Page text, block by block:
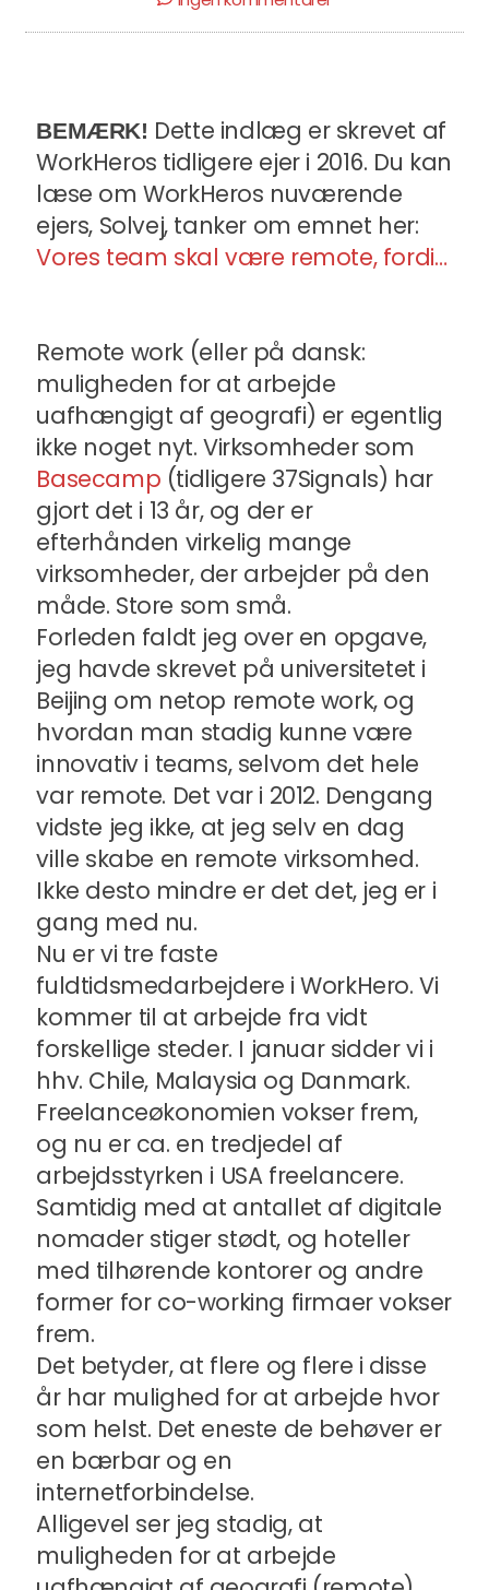
BEMÆRK! Dette indlæg er skrevet af
WorkHeros tidligere ejer i 2016. Du kan
læse om WorkHeros nuværende
ejers, Solvej, tanker om emnet her:
Vores team skal være remote, fordi…
Remote work (eller på dansk:
muligheden for at arbejde
uafhængigt af geografi) er egentlig
ikke noget nyt. Virksomheder som
Basecamp (tidligere 37Signals) har
gjort det i 13 år, og der er
efterhånden virkelig mange
virksomheder, der arbejder på den
måde. Store som små.
Forleden faldt jeg over en opgave,
jeg havde skrevet på universitetet i
Beijing om netop remote work, og
hvordan man stadig kunne være
innovativ i teams, selvom det hele
var remote. Det var i 2012. Dengang
vidste jeg ikke, at jeg selv en dag
ville skabe en remote virksomhed.
Ikke desto mindre er det det, jeg er i
gang med nu.
Nu er vi tre faste
fuldtidsmedarbejdere i WorkHero. Vi
kommer til at arbejde fra vidt
forskellige steder. I januar sidder vi i
hhv. Chile, Malaysia og Danmark.
Freelanceøkonomien vokser frem,
og nu er ca. en tredjedel af
arbejdsstyrken i USA freelancere.
Samtidig med at antallet af digitale
nomader stiger stødt, og hoteller
med tilhørende kontorer og andre
former for co-working firmaer vokser
frem.
Det betyder, at flere og flere i disse
år har mulighed for at arbejde hvor
som helst. Det eneste de behøver er
en bærbar og en
internetforbindelse.
Alligevel ser jeg stadig, at
muligheden for at arbejde